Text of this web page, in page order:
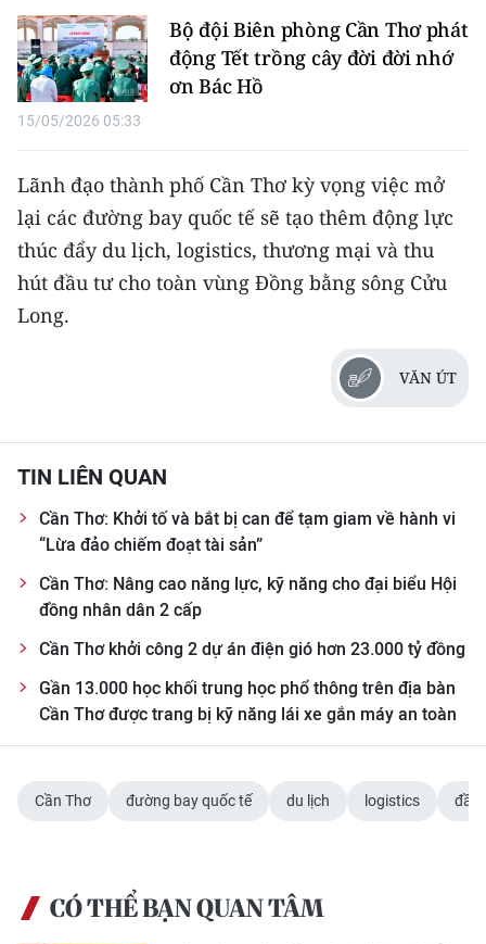
Trung du và miền núi phía Bắc
Đồng bằng sông Hồng
Bắc Trung Bộ
Nguyên
Đông Nam Bộ
Đồng bằng sông Cửu Long
Chuyên trang Hà Nội
CÁC CHUYÊN TRANG
VỀ BÁO NHÂN DÂN
THỜI NAY
NHÂN DÂN CUỐI TUẦN
NHÂN DÂN HẰNG THÁNG
ĐỌC BÁO IN
Bộ đội Biên phòng Cần Thơ phát
động Tết trồng cây đời đời nhớ
ơn Bác Hồ
15/05/2026 05:33
Lãnh đạo thành phố Cần Thơ kỳ vọng việc mở
lại các đường bay quốc tế sẽ tạo thêm động lực
thúc đẩy du lịch, logistics, thương mại và thu
hút đầu tư cho toàn vùng Đồng bằng sông Cửu
Long.
VĂN ÚT
TIN LIÊN QUAN
Cần Thơ: Khởi tố và bắt bị can để tạm giam về hành vi
“Lừa đảo chiếm đoạt tài sản”
Cần Thơ: Nâng cao năng lực, kỹ năng cho đại biểu Hội
đồng nhân dân 2 cấp
Cần Thơ khởi công 2 dự án điện gió hơn 23.000 tỷ đồng
Gần 13.000 học khối trung học phổ thông trên địa bàn
Cần Thơ được trang bị kỹ năng lái xe gắn máy an toàn
Cần Thơ đường bay quốc tế du lịch logistics đầu
CÓ THỂ BẠN QUAN TÂM